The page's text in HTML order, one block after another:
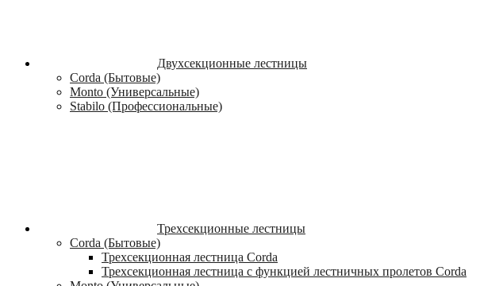
Двухсекционные лестницы
Corda (Бытовые)
Monto (Универсальные)
Stabilo (Профессиональные)
Трехсекционные лестницы
Corda (Бытовые)
Трехсекционная лестница Corda
Трехсекционная лестница с функцией лестничных пролетов Corda